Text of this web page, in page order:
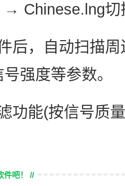
Chinese.lng切
后，自动扫描
强度等参数。
功能(按信号质
件吧！ //